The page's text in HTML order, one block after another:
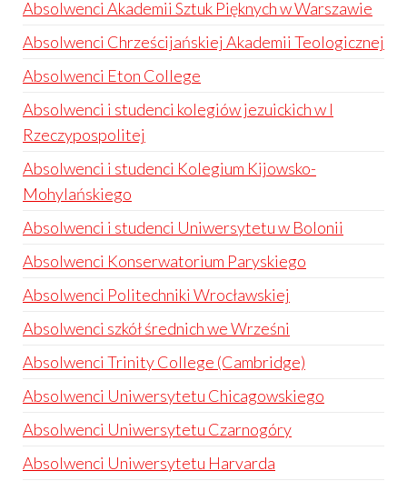
Absolwenci Akademii Sztuk Pięknych w Warszawie
Absolwenci Chrześcijańskiej Akademii Teologicznej
Absolwenci Eton College
Absolwenci i studenci kolegiów jezuickich w I
Rzeczypospolitej
Absolwenci i studenci Kolegium Kijowsko-
Mohylańskiego
Absolwenci i studenci Uniwersytetu w Bolonii
Absolwenci Konserwatorium Paryskiego
Absolwenci Politechniki Wrocławskiej
Absolwenci szkół średnich we Wrześni
Absolwenci Trinity College (Cambridge)
Absolwenci Uniwersytetu Chicagowskiego
Absolwenci Uniwersytetu Czarnogóry
Absolwenci Uniwersytetu Harvarda